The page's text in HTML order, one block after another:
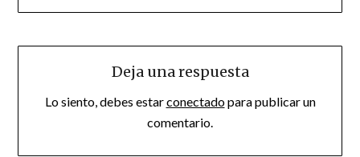
Deja una respuesta
Lo siento, debes estarconectadopara publicar un
comentario.